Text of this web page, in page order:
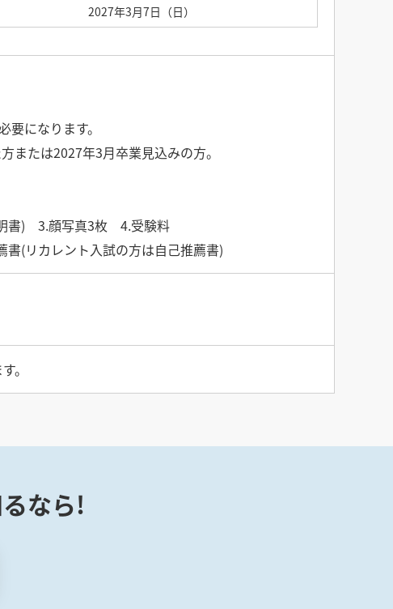
2027年3月7日（日）
になります。
たは2027年3月卒業見込みの方。
書) 3.顔写真3枚 4.受験料
(リカレント入試の方は自己推薦書)
。
なら!